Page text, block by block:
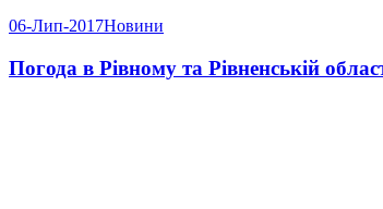
06-Лип-2017Новини
Погода в Рівному та Рівненській